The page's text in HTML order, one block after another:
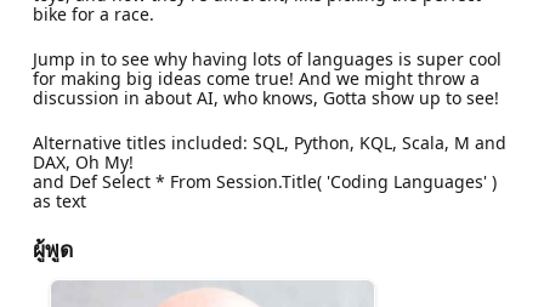
bike for a race.
Jump in to see why having lots of languages is super cool
for making big ideas come true! And we might throw a
discussion in about AI, who knows, Gotta show up to see!
Alternative titles included: SQL, Python, KQL, Scala, M and
DAX, Oh My!
and Def Select * From Session.Title( 'Coding Languages' )
as text
ผู้พูด